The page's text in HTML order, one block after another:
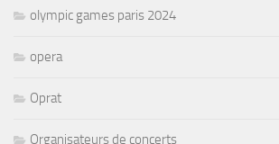
olympic games paris 2024
opera
Oprat
Organisateurs de concerts